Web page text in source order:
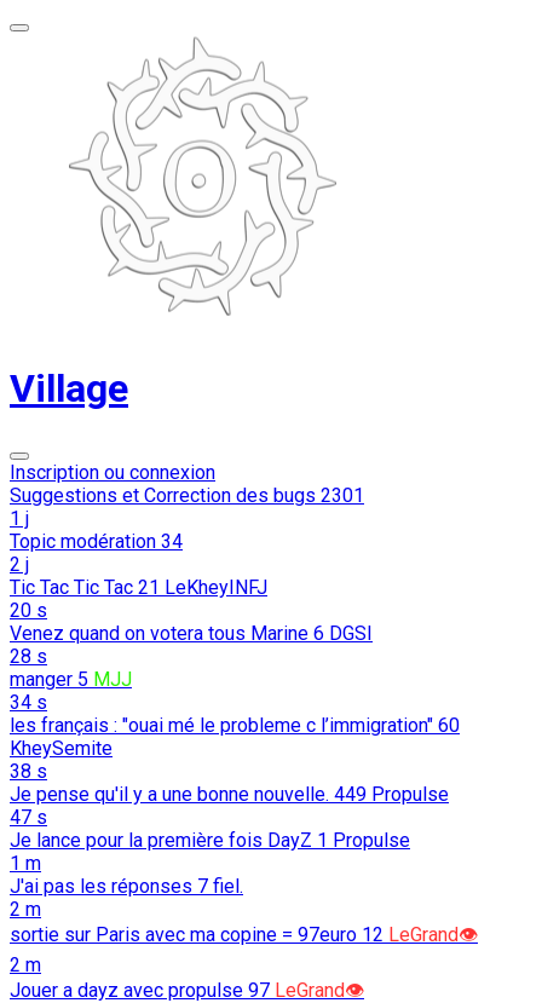
Village
Inscription ou connexion
Suggestions et Correction des bugs 2301
1 j
Topic modération 34
2 j
Tic Tac Tic Tac 21 LeKheyINFJ
20 s
Venez quand on votera tous Marine 6 DGSI
28 s
manger 5 MJJ
34 s
les français : "ouai mé le probleme c l’immigration" 60
KheySemite
38 s
Je pense qu'il y a une bonne nouvelle. 449 Propulse
47 s
Je lance pour la première fois DayZ 1 Propulse
1 m
J'ai pas les réponses 7 fiel.
2 m
sortie sur Paris avec ma copine = 97euro 12 LeGrand👁️
2 m
Jouer a dayz avec propulse 97 LeGrand👁️